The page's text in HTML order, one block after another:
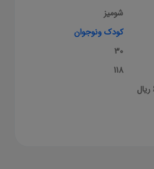
شومیز
کودک ونوجوان
30
118